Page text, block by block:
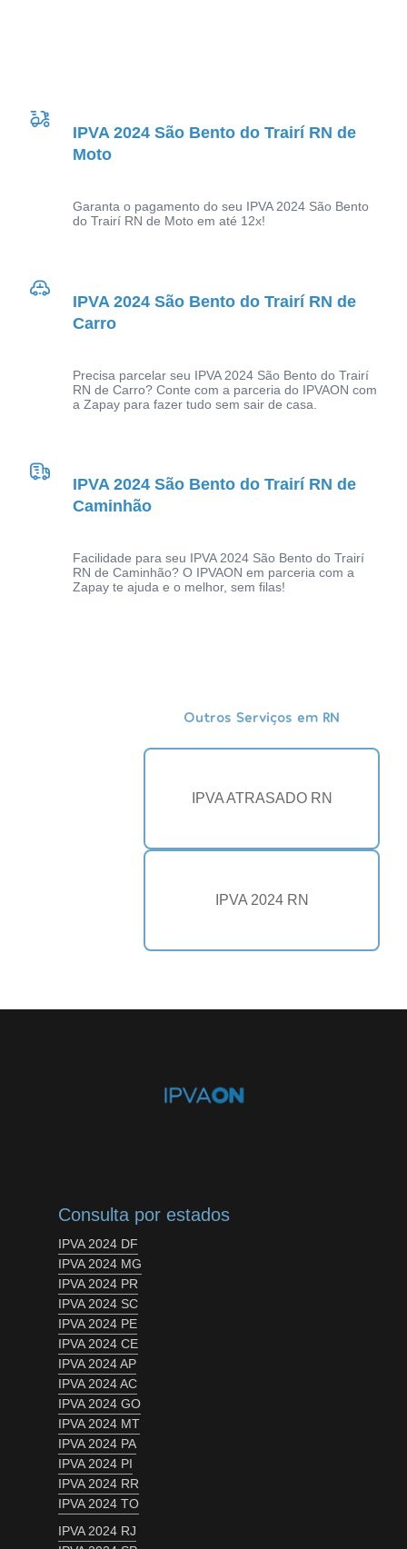
IPVA 2024 São Bento do Trairí RN de
Moto
Garanta o pagamento do seu IPVA 2024 São Bento
do Trairí RN de Moto em até 12x!
IPVA 2024 São Bento do Trairí RN de
Carro
Precisa parcelar seu IPVA 2024 São Bento do Trairí
RN de Carro? Conte com a parceria do IPVAON com
a Zapay para fazer tudo sem sair de casa.
IPVA 2024 São Bento do Trairí RN de
Caminhão
Facilidade para seu IPVA 2024 São Bento do Trairí
RN de Caminhão? O IPVAON em parceria com a
Zapay te ajuda e o melhor, sem filas!
Outros Serviços em RN
IPVA ATRASADO RN
IPVA 2024 RN
Consulta por estados
IPVA 2024 DF
IPVA 2024 MG
IPVA 2024 PR
IPVA 2024 SC
IPVA 2024 PE
IPVA 2024 CE
IPVA 2024 AP
IPVA 2024 AC
IPVA 2024 GO
IPVA 2024 MT
IPVA 2024 PA
IPVA 2024 PI
IPVA 2024 RR
IPVA 2024 TO
IPVA 2024 RJ